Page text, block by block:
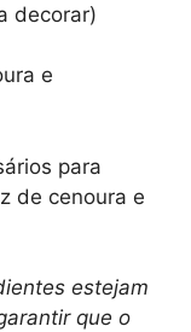
decorar)
e
para
de cenoura e
estejam
que o